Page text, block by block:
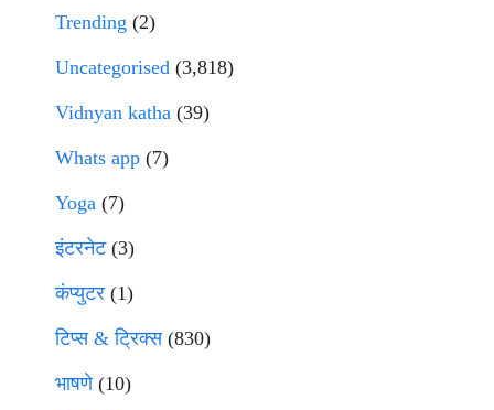
Trending (2)
Uncategorised (3,818)
Vidnyan katha (39)
Whats app (7)
Yoga (7)
इंटरनेट(3)
कंप्युटर (1)
टिप्स & ट्रिक्स(830)
भाषणे(10)